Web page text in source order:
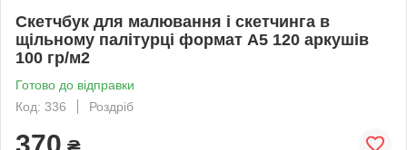
Скетчбук для малювання і скетчинга в
щільному палітурці формат А5 120 аркушів
100 гр/м2
Готово до відправки
Код: 336
Роздріб
370